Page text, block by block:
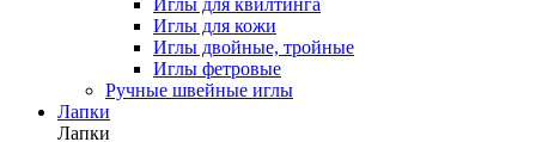
Иглы для квилтинга
Иглы для кожи
Иглы двойные, тройные
Иглы фетровые
Ручные швейные иглы
Лапки
Лапки